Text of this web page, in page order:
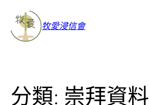
牧愛浸信會
分類: 崇拜資料